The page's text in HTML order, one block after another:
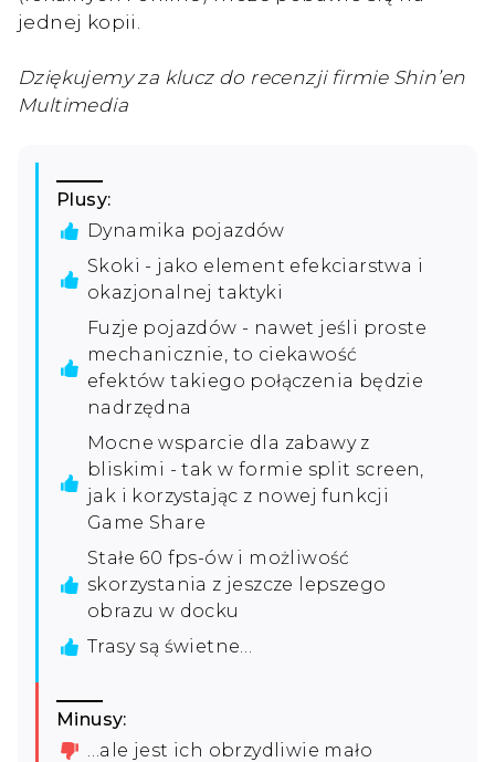
jednej kopii.
Dziękujemy za klucz do recenzji firmie Shin’en
Multimedia
Plusy:
Dynamika pojazdów
Skoki - jako element efekciarstwa i
okazjonalnej taktyki
Fuzje pojazdów - nawet jeśli proste
mechanicznie, to ciekawość
efektów takiego połączenia będzie
nadrzędna
Mocne wsparcie dla zabawy z
bliskimi - tak w formie split screen,
jak i korzystając z nowej funkcji
Game Share
Stałe 60 fps-ów i możliwość
skorzystania z jeszcze lepszego
obrazu w docku
Trasy są świetne…
Minusy:
…ale jest ich obrzydliwie mało